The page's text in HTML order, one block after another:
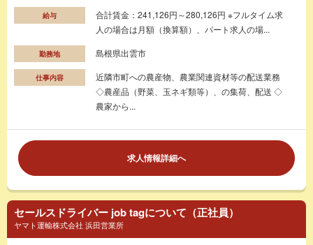
給与
合計賃金：241,126円～280,126円 ※フルタイム求
人の場合は月額（換算額）、パート求人の場...
勤務地 島根県出雲市
仕事内容
近隣市町への農産物、農業関連資材等の配送業務
◇農産品（野菜、玉ネギ類等）、の集荷、配送 ◇
農家から...
求人情報詳細へ
セールスドライバー job tagについて（正社員）
ヤマト運輸株式会社 浜田営業所